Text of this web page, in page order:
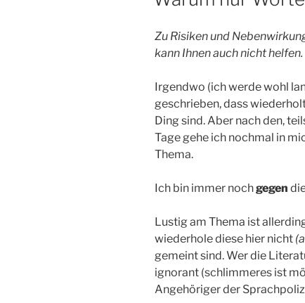
Zu Risiken und
kann Ihnen auch nicht helfen.
Irgendwo (ich werde wohl
geschrieben, dass
Ding sind. Aber nach den,
Tage gehe ich nochmal in
Thema.
Ich bin immer nochgegen
Lustig am Thema ist
wiederhole diese hier nicht
gemeint sind. Wer die
ignorant (schlimmeres ist
Angehöriger der